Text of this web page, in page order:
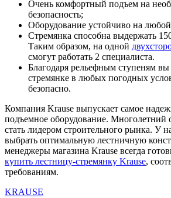
Очень комфортный подъем на
безопасность;
Оборудование устойчиво на
Стремянка способна выдержать
Таким образом, на одной
смогут работать 2 специалиста.
Благодаря рельефным ступеням вы
стремянке в любых погодных
безопасно.
Компания Krause выпускает самое
подъемное оборудование. Многолетний
стать лидером строительного рынка. У
выбрать оптимальную лестничную
менеджеры магазина Krause всегда
купить лестницу-стремянку Krause,
требованиям.
KRAUSE